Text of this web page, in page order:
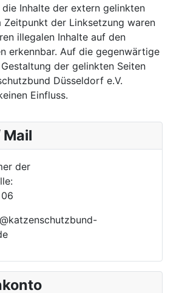
Inhalte der extern gelinkten
Zeitpunkt der Linksetzung waren
illegalen Inhalte auf den
erkennbar. Auf die gegenwärtige
der gelinkten Seiten
Düsseldorf e.V.
Einfluss.
der